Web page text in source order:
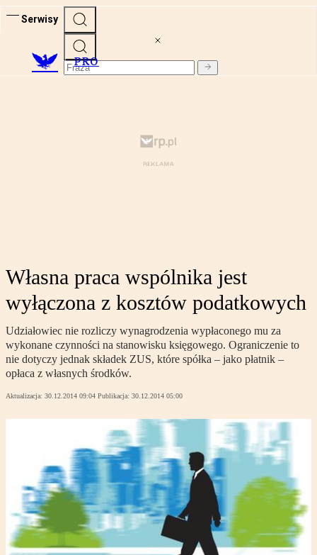
Serwisy
PRO
Własna praca wspólnika jest
wyłączona z kosztów podatkowych
Udziałowiec nie rozliczy wynagrodzenia wypłaconego mu za
wykonane czynności na stanowisku księgowego. Ograniczenie to
nie dotyczy jednak składek ZUS, które spółka – jako płatnik –
opłaca z własnych środków.
Aktualizacja: 30.12.2014 09:04 Publikacja: 30.12.2014 05:00